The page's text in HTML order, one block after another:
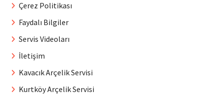
Çerez Politikası
Faydalı Bilgiler
Servis Videoları
İletişim
Kavacık Arçelik Servisi
Kurtköy Arçelik Servisi